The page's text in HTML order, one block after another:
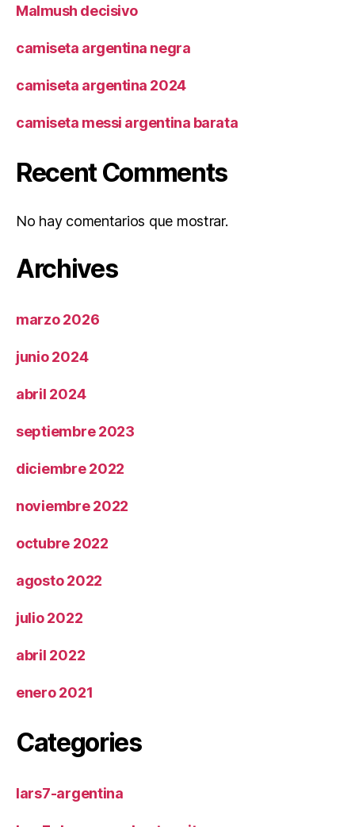
Malmush decisivo
camiseta argentina negra
camiseta argentina 2024
camiseta messi argentina barata
Recent Comments
No hay comentarios que mostrar.
Archives
marzo 2026
junio 2024
abril 2024
septiembre 2023
diciembre 2022
noviembre 2022
octubre 2022
agosto 2022
julio 2022
abril 2022
enero 2021
Categories
lars7-argentina